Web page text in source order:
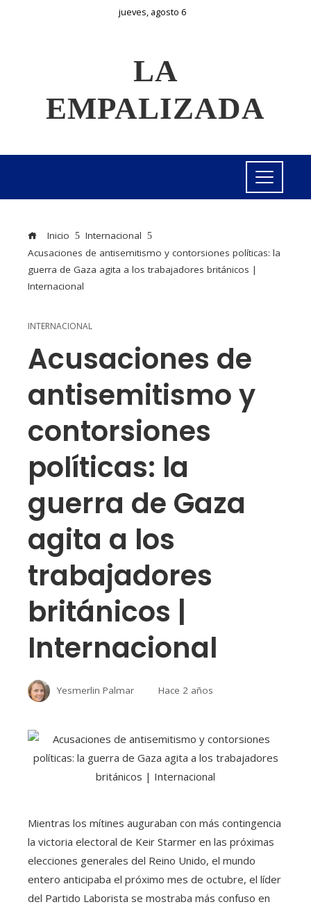
jueves, agosto 6
LA
EMPALIZADA
Inicio
Internacional
Acusaciones de antisemitismo y contorsiones políticas: la
guerra de Gaza agita a los trabajadores británicos |
Internacional
INTERNACIONAL
Acusaciones de
antisemitismo y
contorsiones
políticas: la
guerra de Gaza
agita a los
trabajadores
británicos |
Internacional
Yesmerlin Palmar Hace 2 años
Mientras los mítines auguraban con más contingencia
la victoria electoral de Keir Starmer en las próximas
elecciones generales del Reino Unido, el mundo
entero anticipaba el próximo mes de octubre, el líder
del Partido Laborista se mostraba más confuso en